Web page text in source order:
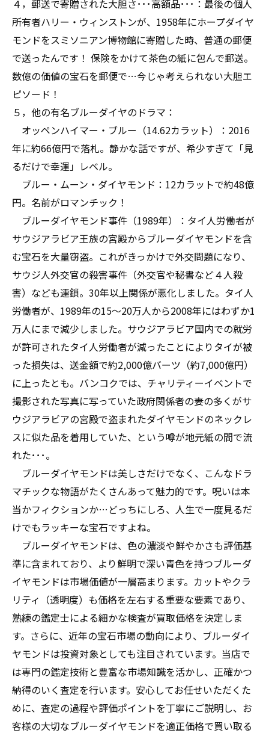
４，郵送で寄贈された大胆さ･･･高額品･･･：最後の個人
所有者ハリー・ウィンストンが、1958年にホープダイヤ
モンドをスミソニアン博物館に寄贈した時、普通の郵便
で送ったんです！ 保険をかけて茶色の紙に包んで郵送。
数億の価値の宝石を郵便で…今じゃ考えられない大胆エ
ピソード！
５，他の有名ブルーダイヤのドラマ：
オッペンハイマー・ブルー（14.62カラット）：2016
年に約66億円で落札。静かな話ですが、希少すぎて「見
るだけで幸運」レベル。
ブルー・ムーン・ダイヤモンド：12カラットで約48億
円。名前がロマンチック！
ブルーダイヤモンド事件（1989年）：タイ人労働者が
サウジアラビア王族の宮殿からブルーダイヤモンドを含
む宝石を大量窃盗。これがきっかけで外交問題になり、
サウジ人外交官の殺害事件（外交官や秘書など４人殺
害）なども連鎖。30年以上関係が悪化しました。タイ人
労働者が、1989年の15～20万人から2008年にはわずか1
万人にまで減少しました。サウジアラビア国内での就労
が許可されたタイ人労働者が減ったことによりタイが被
った損失は、送金額で約2,000億バーツ（約7,000億円）
に上ったとも。バンコクでは、チャリティーイベントで
撮影された写真に写っていた政府関係者の妻の多くがサ
ウジアラビアの宮殿で盗まれたダイヤモンドのネックレ
スに似た品を着用していた、という噂が地元紙の間で流
れた･･･。
ブルーダイヤモンドは美しさだけでなく、こんなドラ
マチックな物語がたくさんあって魅力的です。呪いは本
当かフィクションか…どっちにしろ、人生で一度見るだ
けでもラッキーな宝石ですよね。
ブルーダイヤモンドは、色の濃淡や鮮やかさも評価基
準に含まれており、より鮮明で深い青色を持つブルーダ
イヤモンドは市場価値が一層高まります。カットやクラ
リティ（透明度）も価格を左右する重要な要素であり、
熟練の鑑定士による細かな検査が買取価格を決定しま
す。さらに、近年の宝石市場の動向により、ブルーダイ
ヤモンドは投資対象としても注目されています。当店で
は専門の鑑定技術と豊富な市場知識を活かし、正確かつ
納得のいく査定を行います。安心してお任せいただくた
めに、査定の過程や評価ポイントを丁寧にご説明し、お
客様の大切なブルーダイヤモンドを適正価格で買い取る